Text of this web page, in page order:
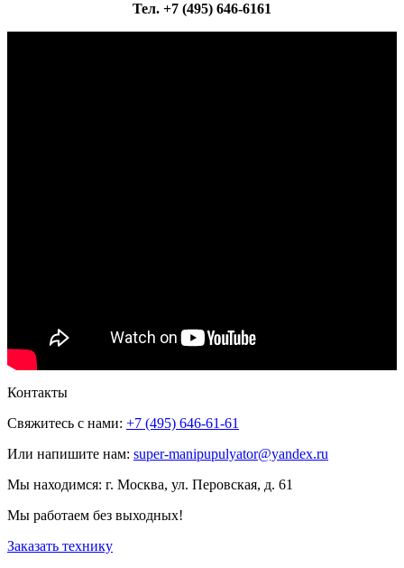
Тел. +7 (495) 646-6161
Контакты
Свяжитесь с нами: +7 (495) 646-61-61
Или напишите нам: super-manipupulyator@yandex.ru
Мы находимся: г. Москва, ул. Перовская, д. 61
Мы работаем без выходных!
Заказать технику